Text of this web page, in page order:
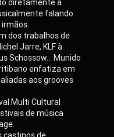
diretamente a
falando
dos trabalhos de
Jarre, KLF à
Schossow… Munido
enfatiza em
aos grooves
Multi Cultural
de música